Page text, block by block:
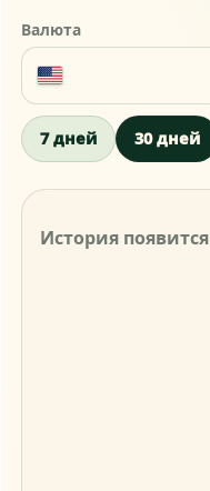
Валюта
7 дней 30 дней
История